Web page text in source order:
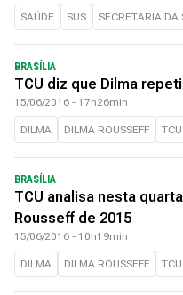
SAÚDE SUS SECRETARIA DA
BRASÍLIA
TCU diz que Dilma
15/06/2016 - 17h26min
DILMA DILMA ROUSSEFF TCU
BRASÍLIA
TCU analisa nesta
Rousseff de 2015
15/06/2016 - 10h19min
DILMA DILMA ROUSSEFF TCU